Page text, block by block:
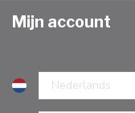
Mijn account